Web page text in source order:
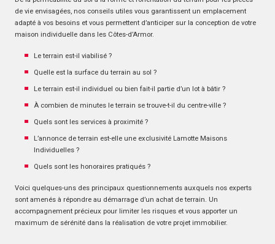
de vie envisagées, nos conseils utiles vous garantissent un emplacement
adapté à vos besoins et vous permettent d’anticiper sur la conception de votre
maison individuelle dans les Côtes-d’Armor.
Le terrain est-il viabilisé ?
Quelle est la surface du terrain au sol ?
Le terrain est-il individuel ou bien fait-il partie d’un lot à bâtir ?
À combien de minutes le terrain se trouve-t-il du centre-ville ?
Quels sont les services à proximité ?
L’annonce de terrain est-elle une exclusivité Lamotte Maisons
Individuelles ?
Quels sont les honoraires pratiqués ?
Voici quelques-uns des principaux questionnements auxquels nos experts
sont amenés à répondre au démarrage d’un achat de terrain. Un
accompagnement précieux pour limiter les risques et vous apporter un
maximum de sérénité dans la réalisation de votre projet immobilier.